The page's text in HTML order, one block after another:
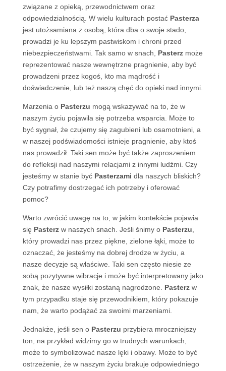
związane z opieką, przewodnictwem oraz
odpowiedzialnością. W wielu kulturach postać Pasterza
jest utożsamiana z osobą, która dba o swoje stado,
prowadzi je ku lepszym pastwiskom i chroni przed
niebezpieczeństwami. Tak samo w snach, Pasterzmoże
reprezentować nasze wewnętrzne pragnienie, aby być
prowadzeni przez kogoś, kto ma mądrość i
doświadczenie, lub też naszą chęć do opieki nad innymi.
Marzenia o Pasterzu mogą wskazywać na to, że w
naszym życiu pojawiła się potrzeba wsparcia. Może to
być sygnał, że czujemy się zagubieni lub osamotnieni, a
w naszej podświadomości istnieje pragnienie, aby ktoś
nas prowadził. Taki sen może być także zaproszeniem
do refleksji nad naszymi relacjami z innymi ludźmi. Czy
jesteśmy w stanie być Pasterzami dla naszych bliskich?
Czy potrafimy dostrzegać ich potrzeby i oferować
pomoc?
Warto zwrócić uwagę na to, w jakim kontekście pojawia
się Pasterzw naszych snach. Jeśli śnimy o Pasterzu
który prowadzi nas przez piękne, zielone łąki, może to
oznaczać, że jesteśmy na dobrej drodze w życiu, a
nasze decyzje są właściwe. Taki sen często niesie ze
sobą pozytywne wibracje i może być interpretowany jako
znak, że nasze wysiłki zostaną nagrodzone. Pasterzw
tym przypadku staje się przewodnikiem, który pokazuje
nam, że warto podążać za swoimi marzeniami.
Jednakże, jeśli sen o Pasterzu przybiera mroczniejszy
ton, na przykład widzimy go w trudnych warunkach,
może to symbolizować nasze lęki i obawy. Może to być
ostrzeżenie, że w naszym życiu brakuje odpowiedniego